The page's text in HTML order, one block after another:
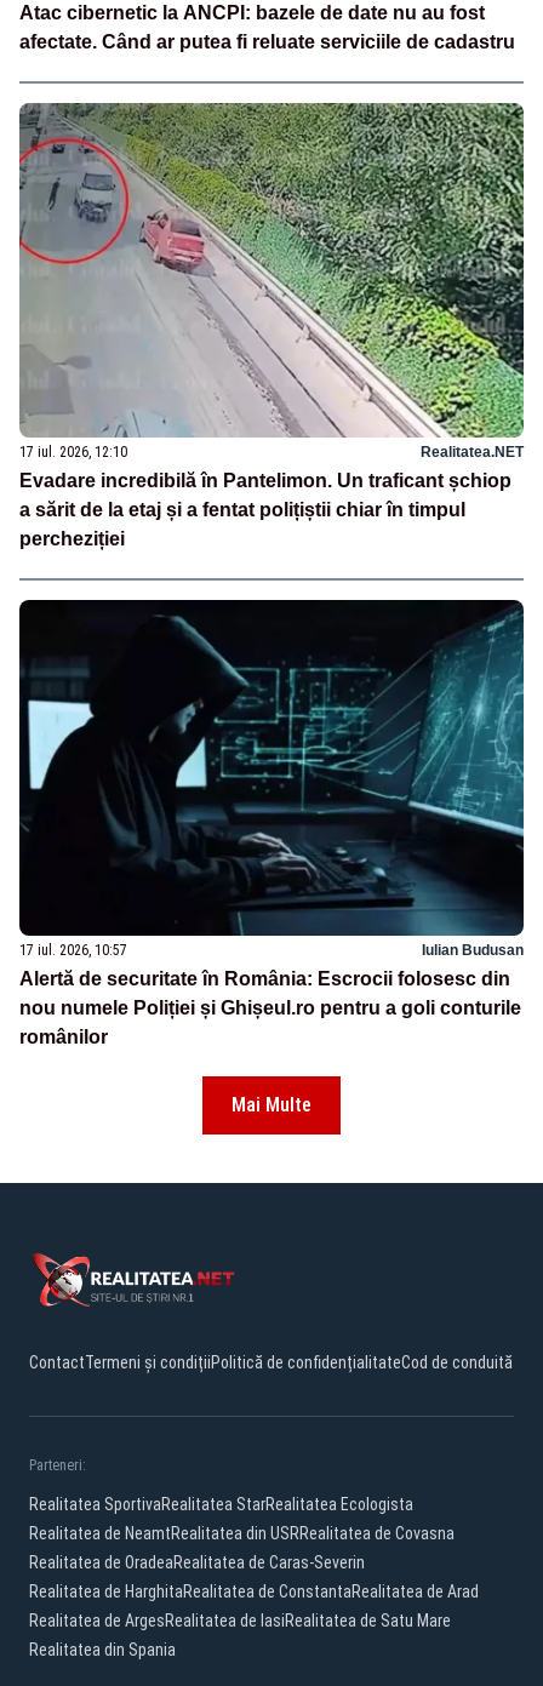
Atac cibernetic la ANCPI: bazele de date nu au fost
afectate. Când ar putea fi reluate serviciile de cadastru
17 iul. 2026, 12:10 Realitatea.NET
Evadare incredibilă în Pantelimon. Un traficant șchiop
a sărit de la etaj și a fentat polițiștii chiar în timpul
percheziției
17 iul. 2026, 10:57 Iulian Budusan
Alertă de securitate în România: Escrocii folosesc din
nou numele Poliției și Ghișeul.ro pentru a goli conturile
românilor
Mai Multe
ContactTermeni și condițiiPolitică de confidențialitateCod de conduită
Parteneri:
Realitatea SportivaRealitatea StarRealitatea Ecologista
Realitatea de NeamtRealitatea din USRRealitatea de Covasna
Realitatea de OradeaRealitatea de Caras-Severin
Realitatea de HarghitaRealitatea de ConstantaRealitatea de Arad
Realitatea de ArgesRealitatea de IasiRealitatea de Satu Mare
Realitatea din Spania